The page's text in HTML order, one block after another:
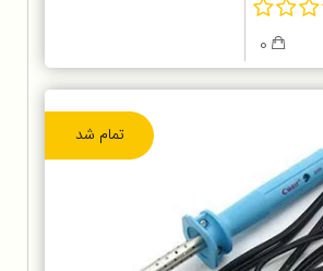
تمام شد